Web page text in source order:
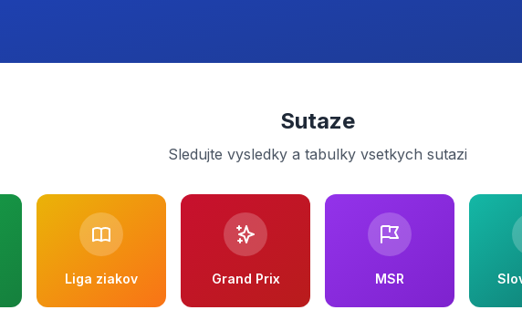
Sutaze
Sledujte vysledky a tabulky vsetkych sutazi
Liga ziakov Grand Prix MSR